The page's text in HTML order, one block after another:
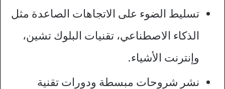
تسليط الضوء على الاتجاهات الصاعدة مثل
الذكاء الاصطناعي، تقنيات البلوك تشين،
وإنترنت الأشياء.
نشر شروحات مبسطة ودورات تقنية